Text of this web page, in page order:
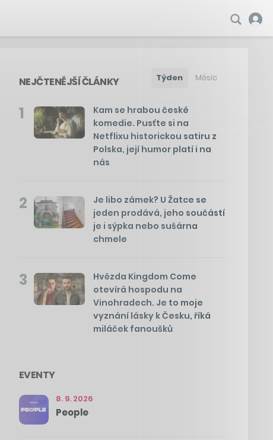
NEJČTENĚJŠÍ ČLÁNKY Týden Měsíc
1
Kam se hrabou české
komedie. Pusťte si na
Netflixu historickou satiru z
Polska, její humor platí i na
nás
2
Je libo zámek? U Žatce se
jeden prodává, jeho součástí
je i sýpka nebo sušárna
chmele
3
Hvězda Kingdom Come
otevírá hospodu na
Vinohradech. Je to moje
vyznání lásky k Česku, říká
miláček fanoušků
EVENTY
8. 9. 2026
People